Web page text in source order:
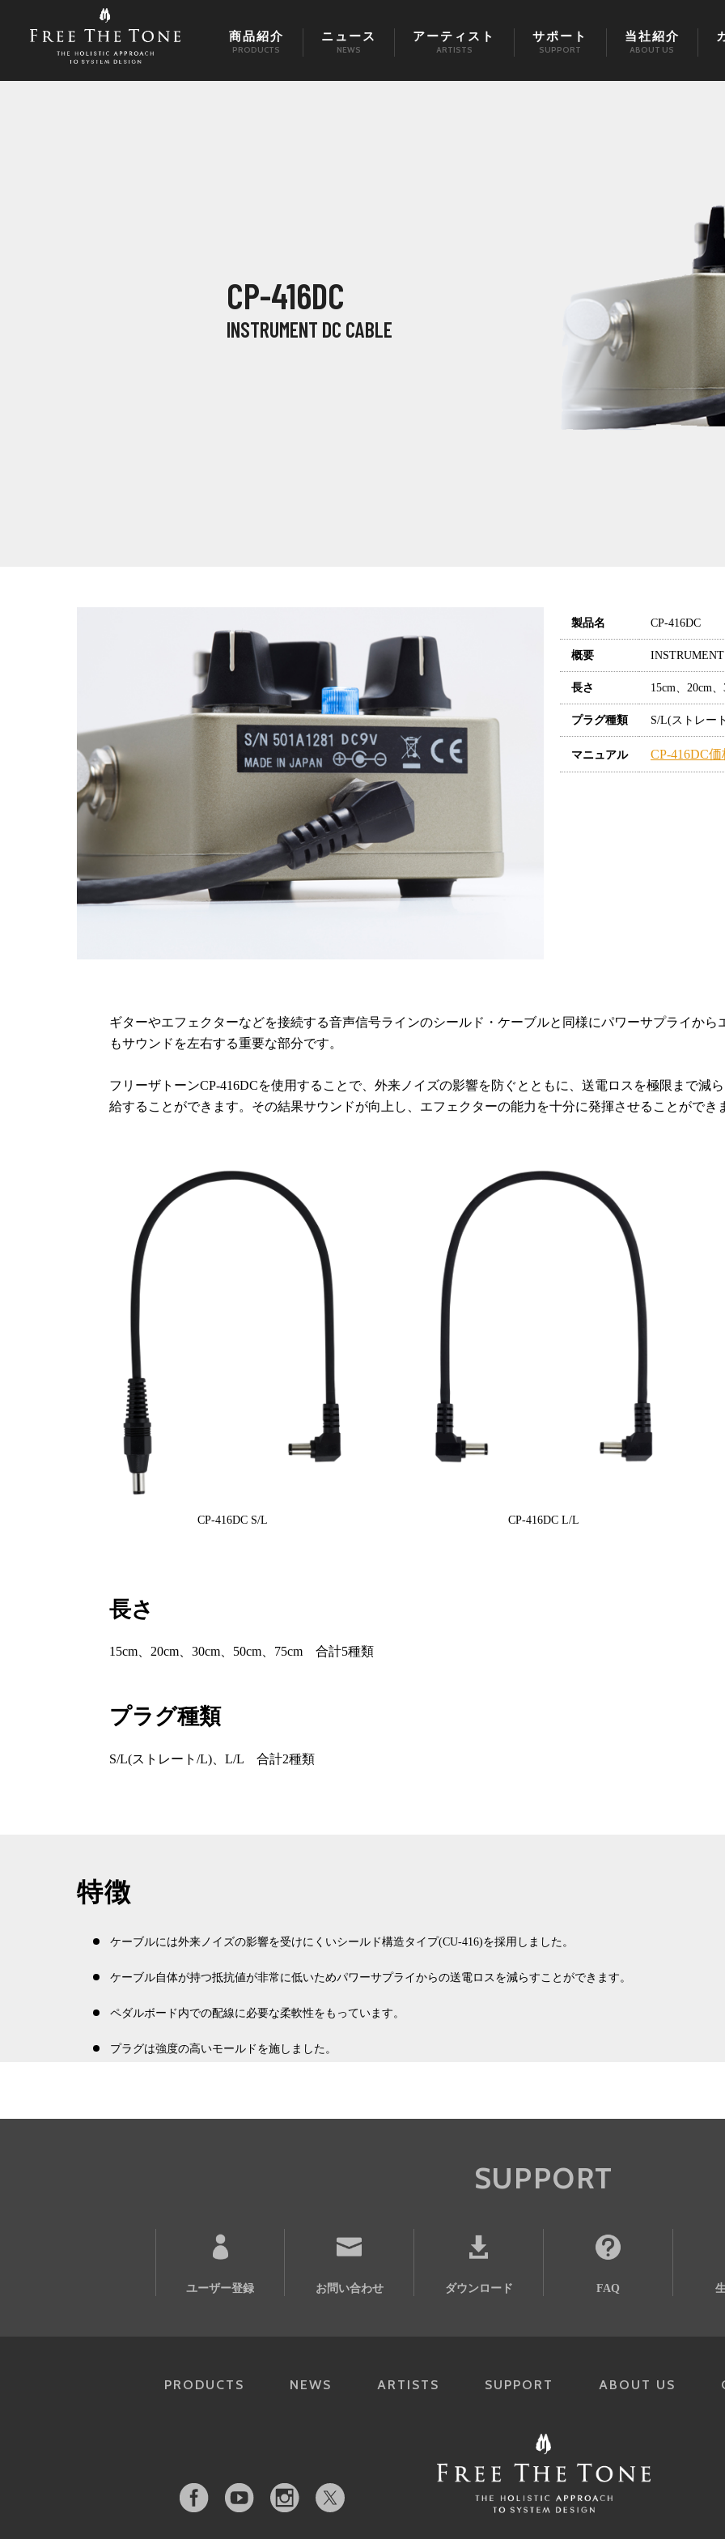
商品紹介
PRODUCTS
ニュース
NEWS
アーティスト
ARTISTS
サポート
SUPPORT
当社紹介
ABOUT US
CP-416DC
INSTRUMENT DC CABLE
製品名 CP-416DC
概要
長さ 15cm、20cm
プラグ種類 S/L(ストレー
マニュアル CP-416DC
ギターやエフェクターなどを接続する音声信号ラインのシールド・ケーブルと同様にパワーサプライか
もサウンドを左右する重要な部分です。
フリーザトーンCP-416DCを使用することで、外来ノイズの影響を防ぐとともに、送電ロスを極限まで減
給することができます。その結果サウンドが向上し、エフェクターの能力を十分に発揮させることができ
CP-416DC S/L CP-416DC L/L
長さ
15cm、20cm、30cm、50cm、75cm 合計5種類
プラグ種類
S/L(ストレート/L)、L/L 合計2種類
特徴
ケーブルには外来ノイズの影響を受けにくいシールド構造タイプ(CU-416)を採用しました。
ケーブル自体が持つ抵抗値が非常に低いためパワーサプライからの送電ロスを減らすことができます。
ペダルボード内での配線に必要な柔軟性をもっています。
プラグは強度の高いモールドを施しました。
SUPPORT
ユーザー登録 お問い合わせ ダウンロード FAQ
PRODUCTS NEWS ARTISTS SUPPORT ABOUT US